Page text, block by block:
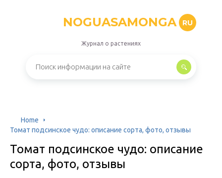
NOGUASAMONGA RU
Журнал о растениях
Home
Томат подсинское чудо: описание сорта, фото, отзывы
Томат подсинское чудо: описание
сорта, фото, отзывы